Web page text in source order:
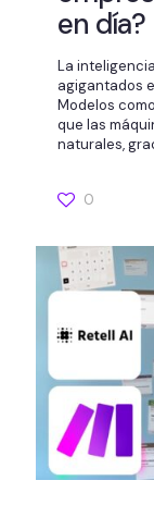
en día?
La
agigantados
Modelos
que las
naturales,
0